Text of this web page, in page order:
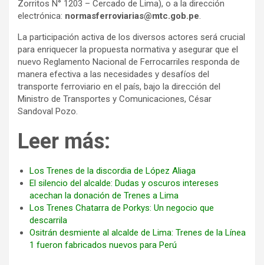
Zorritos N° 1203 – Cercado de Lima), o a la dirección
electrónica: normasferroviarias@mtc.gob.pe.
La participación activa de los diversos actores será crucial
para enriquecer la propuesta normativa y asegurar que el
nuevo Reglamento Nacional de Ferrocarriles responda de
manera efectiva a las necesidades y desafíos del
transporte ferroviario en el país, bajo la dirección del
Ministro de Transportes y Comunicaciones, César
Sandoval Pozo.
Leer más:
Los Trenes de la discordia de López Aliaga
El silencio del alcalde: Dudas y oscuros intereses
acechan la donación de Trenes a Lima
Los Trenes Chatarra de Porkys: Un negocio que
descarrila
Ositrán desmiente al alcalde de Lima: Trenes de la Línea
1 fueron fabricados nuevos para Perú